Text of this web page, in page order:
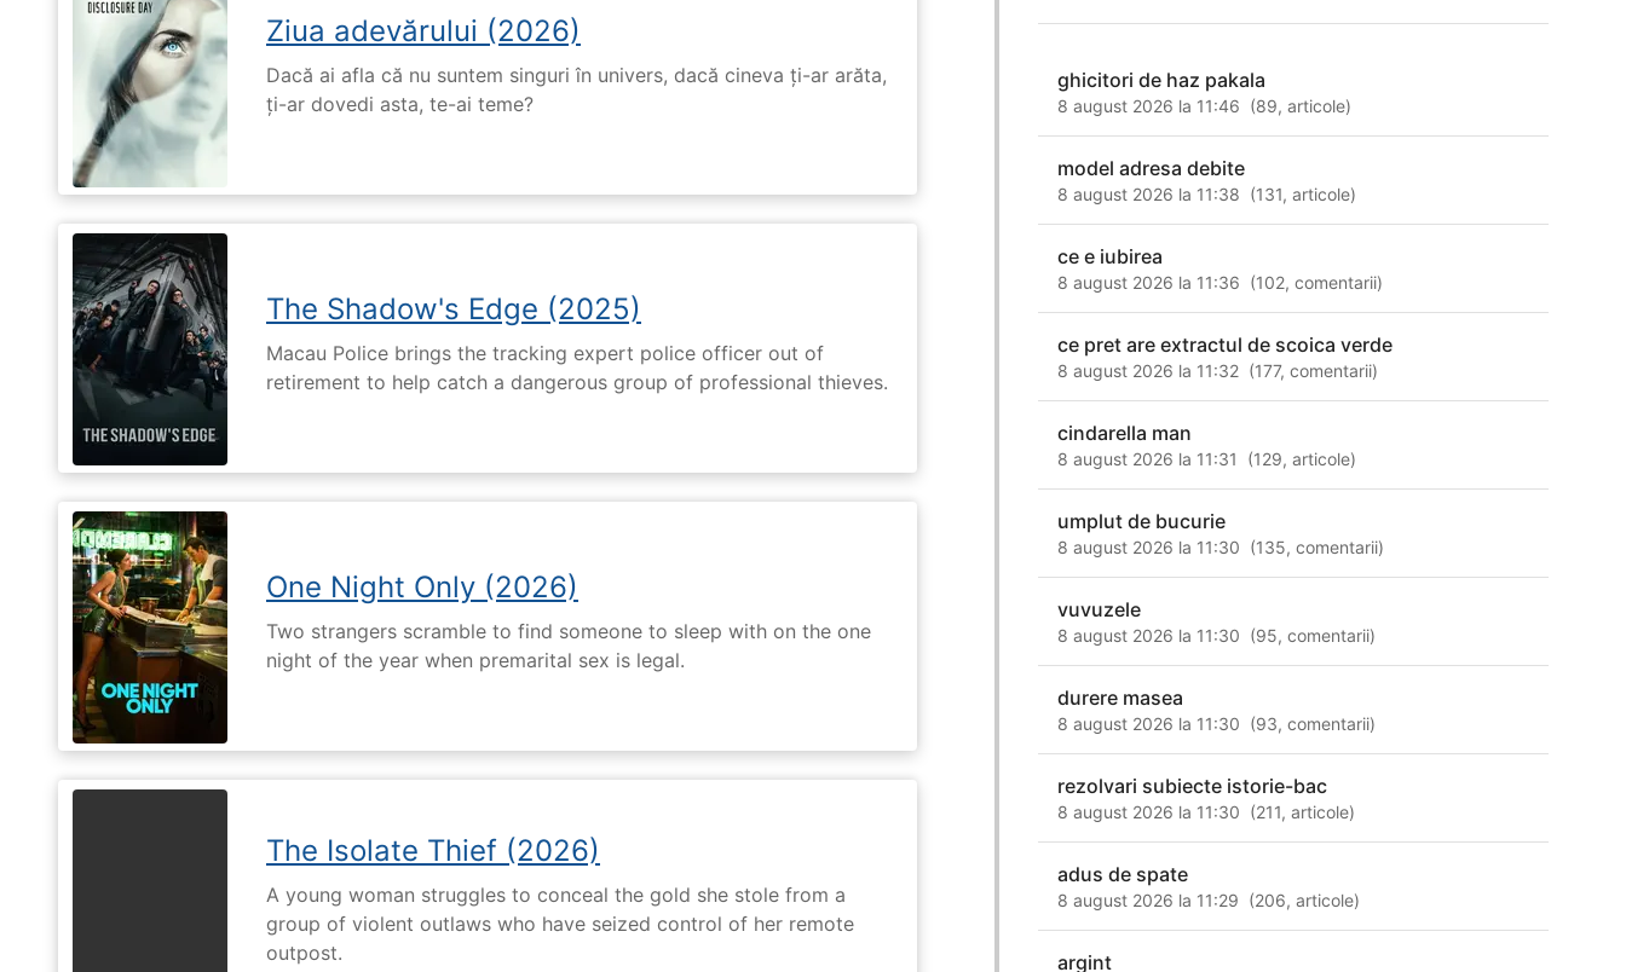
Ziua adevărului (2026)
Dacă ai afla că nu suntem singuri în univers, dacă cineva ți-ar arăta,
ți-ar dovedi asta, te-ai teme?
The Shadow's Edge (2025)
Macau Police brings the tracking expert police officer out of
retirement to help catch a dangerous group of professional thieves.
One Night Only (2026)
Two strangers scramble to find someone to sleep with on the one
night of the year when premarital sex is legal.
The Isolate Thief (2026)
A young woman struggles to conceal the gold she stole from a
group of violent outlaws who have seized control of her remote
outpost.
ghicitori de haz pakala
8 august 2026 la 11:46 (89,articole)
model adresa debite
8 august 2026 la 11:38 (131,articole)
ce e iubirea
8 august 2026 la 11:36 (102,comentarii)
ce pret are extractul de scoica verde
8 august 2026 la 11:32 (177,comentarii)
cindarella man
8 august 2026 la 11:31 (129,articole)
umplut de bucurie
8 august 2026 la 11:30 (135,comentarii)
vuvuzele
8 august 2026 la 11:30 (95,comentarii)
durere masea
8 august 2026 la 11:30 (93,comentarii)
rezolvari subiecte istorie-bac
8 august 2026 la 11:30 (211,articole)
adus de spate
8 august 2026 la 11:29 (206,articole)
argint